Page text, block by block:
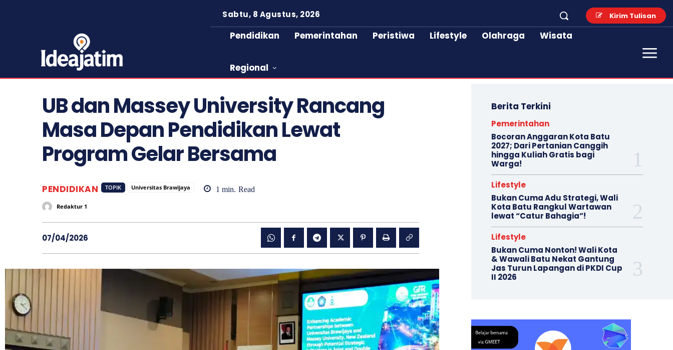
Kirim Tulisan
Sabtu, 8 Agustus, 2026
Pendidikan Pemerintahan Peristiwa Lifestyle Olahraga Wisata
Regional
UB dan Massey University Rancang
Masa Depan Pendidikan Lewat
Program Gelar Bersama
PENDIDIKAN TOPIK Universitas Brawijaya 1 min. Read
Redaktur 1
07/04/2026
Berita Terkini
Pemerintahan
Bocoran Anggaran Kota Batu
2027; Dari Pertanian Canggih
hingga Kuliah Gratis bagi
Warga!
Lifestyle
Bukan Cuma Adu Strategi, Wali
Kota Batu Rangkul Wartawan
lewat “Catur Bahagia”!
Lifestyle
Bukan Cuma Nonton! Wali Kota
& Wawali Batu Nekat Gantung
Jas Turun Lapangan di PKDI Cup
II 2026